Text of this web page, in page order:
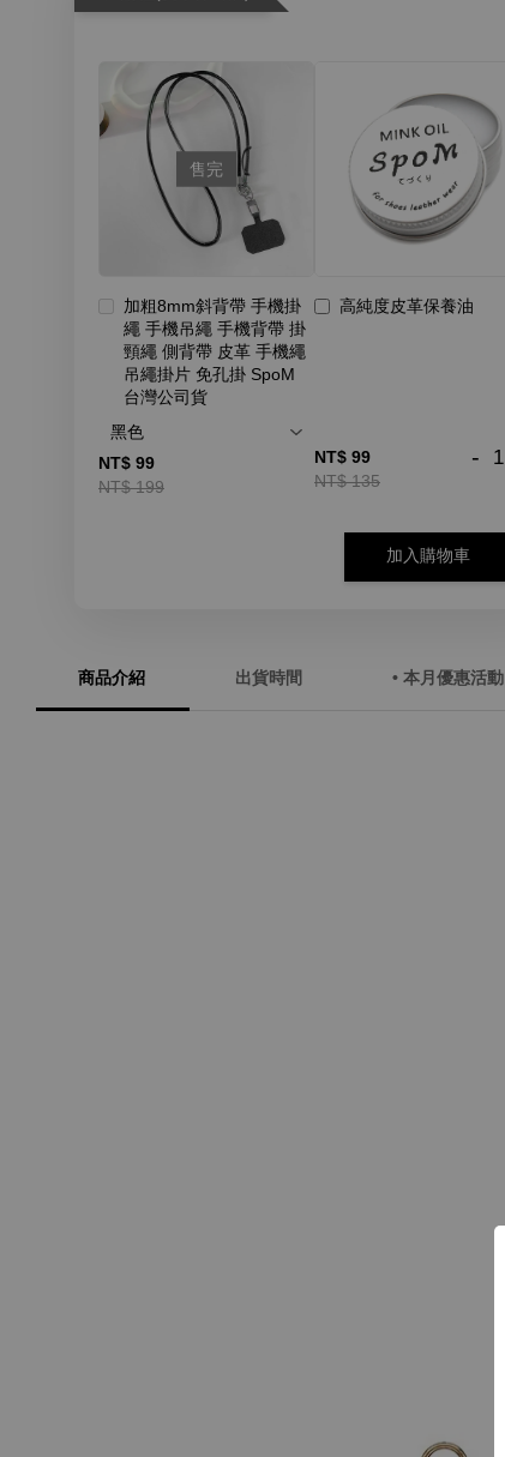
售完
加粗8mm斜背帶 手機掛
繩 手機吊繩 手機背帶 掛
頸繩 側背帶 皮革 手機繩
吊繩掛片 免孔掛 SpoM
台灣公司貨
NT$ 99
NT$ 199
高純度皮革保養油
NT$ 99
NT$ 135
-
加入購物車
商品介紹 出貨時間 • 本月優惠活動